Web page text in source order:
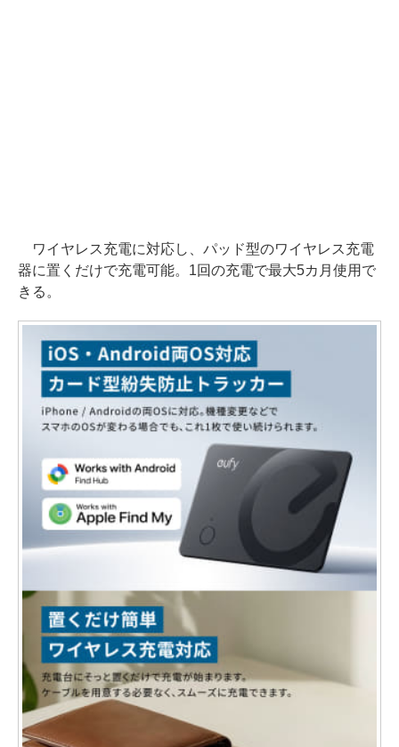
ワイヤレス充電に対応し、パッド型のワイヤレス充電
器に置くだけで充電可能。1回の充電で最大5カ月使用で
きる。